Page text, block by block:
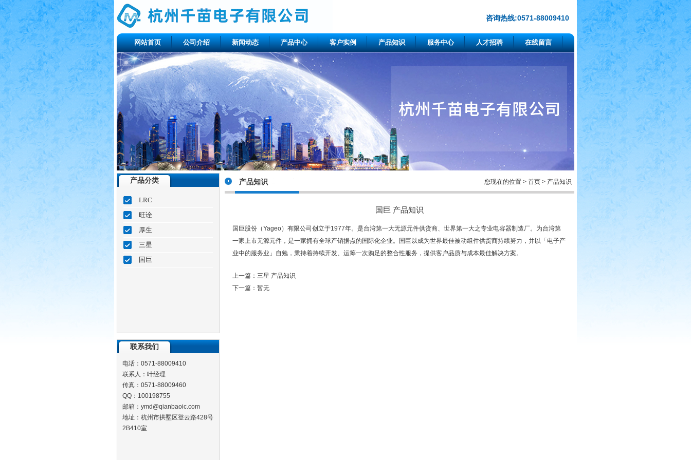
咨询热线:0571-88009410
网站首页 公司介绍 新闻动态 产品中心 客户实例 产品知识 服务中心 人才招聘 在线留言
产品分类
LRC
旺诠
厚生
三星
国巨
联系我们
电话：0571-88009410
联系人：叶经理
传真：0571-88009460
QQ：100198755
邮箱：ymd@qianbaoic.com
地址：杭州市拱墅区登云路428号
2B410室
产品知识 您现在的位置 > 首页 > 产品知识
国巨 产品知识
国巨股份（Yageo）有限公司创立于1977年。是台湾第一大无源元件供货商、世界第一大之专业电容器制造厂。为台湾第
一家上市无源元件，是一家拥有全球产销据点的国际化企业。国巨以成为世界最佳被动组件供货商持续努力，并以「电子产
业中的服务业」自勉，秉持着持续开发、运筹一次购足的整合性服务，提供客户品质与成本最佳解决方案。
上一篇： 三星 产品知识
下一篇：暂无